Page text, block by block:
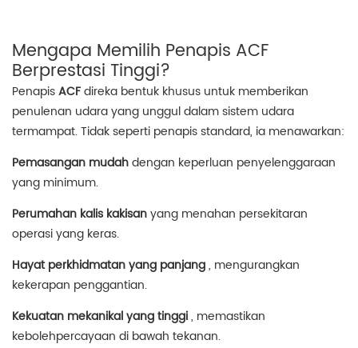
Mengapa Memilih Penapis ACF
Berprestasi Tinggi?
PenapisACFdireka bentuk khusus untuk memberikan
penulenan udara yang unggul dalam sistem udara
termampat. Tidak seperti penapis standard, ia menawarkan:
Pemasangan mudahdengan keperluan penyelenggaraan
yang minimum.
Perumahan kalis kakisanyang menahan persekitaran
operasi yang keras.
Hayat perkhidmatan yang panjang, mengurangkan
kekerapan penggantian.
Kekuatan mekanikal yang tinggi, memastikan
kebolehpercayaan di bawah tekanan.